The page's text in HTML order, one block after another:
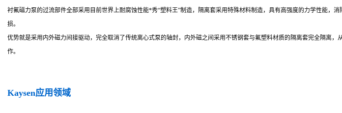
衬氟磁力泵的过流部件全部采用目前世界上耐腐蚀性能*秀“塑料王”制造，隔离套采用特殊材料制造，具有高强度的力学性能
损。
优势就是采用内外磁力间接驱动，完全取消了传统离心式泵的轴封，内外磁之间采用不锈钢套与氟塑料材质的隔离套完全隔离
作。
Kaysen应用领域